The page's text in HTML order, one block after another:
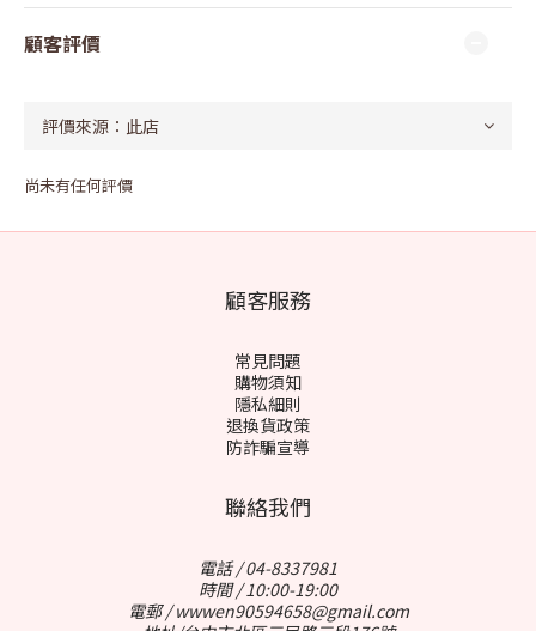
顧客評價
尚未有任何評價
顧客服務
常見問題
購物須知
隱私細則
退換貨政策
防詐騙宣導
聯絡我們
電話 / 04-8337981
時間 / 10:00-19:00
電郵 / wwwen90594658@gmail.com